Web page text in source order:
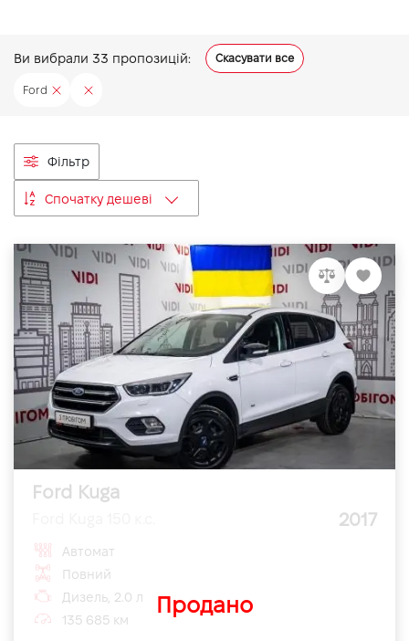
Ви вибрали 33 пропозицій: Скасувати все
Ford
Фільтр
Спочатку дешеві
Ford Kuga
2017
Продано
Автомат
Повний
Дизель, 2.0 л
135 685 км
Вакансії
VIDI Кар'єра
Контакти
Підпишись на наш канал та слідкуй за
акціями, послугами та новинками